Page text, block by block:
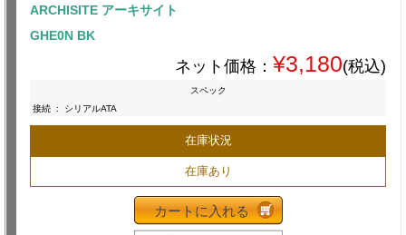
ARCHISITE アーキサイト
GHE0N BK
ネット価格： ¥3,180(税込)
スペック
接続 : シリアルATA
在庫状況
在庫あり
カートに入れる